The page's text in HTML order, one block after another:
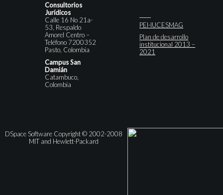
Consultorios
Jurídicos
Calle 16 No 21a-
53, Respaldo
Amorel Centro –
Teléfono 7200352
Pasto, Colombia
Campus San
Damián
Catambuco,
Colombia
PEI-IUCESMAG
Plan de desarrollo
institucional 2013 –
2021
DSpace Software Copyright © 2002-2008
MIT and Hewlett-Packard